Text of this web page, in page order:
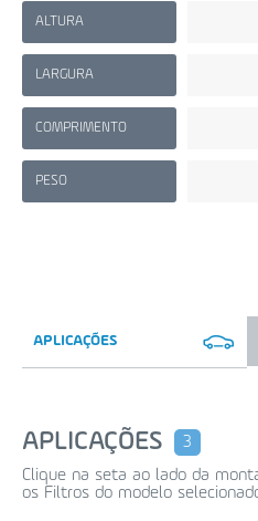
ALTURA
LARGURA
COMPRIMENTO
PESO
APLICAÇÕES
APLICAÇÕES
3
Clique na seta ao lado da
os Filtros do modelo